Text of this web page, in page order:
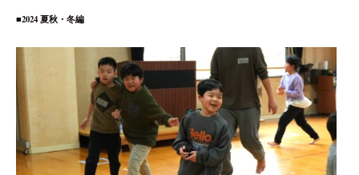
■2024 夏秋・冬編